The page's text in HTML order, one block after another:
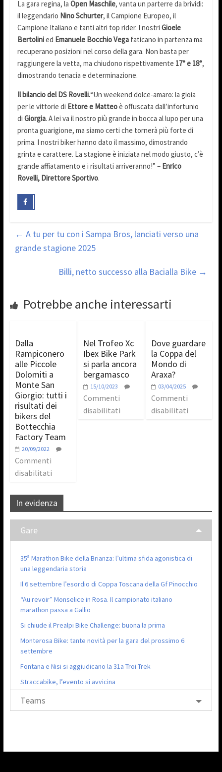
La gara regina, la Open Maschile, vanta un parterre da brividi:
il leggendario Nino Schurter, il Campione Europeo, il
Campione Italiano e tanti altri top rider. I nostri Gioele
Bertolinied Emanuele Bocchio Vegafaticano in partenza ma
recuperano posizioni nel corso della gara. Non basta per
raggiungere la vetta, ma chiudono rispettivamente 17° e 18°,
dimostrando tenacia e determinazione.
Il bilancio del DS Rovelli.“Un weekend dolce-amaro: la gioia
per le vittorie di Ettore e Matteoè offuscata dall’infortunio
di Giorgia. A lei va il nostro più grande in bocca al lupo per una
pronta guarigione, ma siamo certi che tornerà più forte di
prima. I nostri biker hanno dato il massimo, dimostrando
grinta e carattere. La stagione è iniziata nel modo giusto, c’è
grande affiatamento e i risultati arriveranno!” – Enrico
Rovelli, Direttore Sportivo.
← A tu per tu con i Sampa Bros, lanciati verso una
grande stagione 2025
Billi, netto successo alla Bacialla Bike →
Potrebbe anche interessarti
Dalla
Rampiconero
alle Piccole
Dolomiti a
Monte San
Giorgio: tutti i
risultati dei
bikers del
Bottecchia
Factory Team
20/09/2022
Commenti
disabilitati
Nel Trofeo Xc
Ibex Bike Park
si parla ancora
bergamasco
15/10/2023
Commenti
disabilitati
Dove guardare
la Coppa del
Mondo di
Araxa?
03/04/2025
Commenti
disabilitati
In evidenza
Gare
35ª Marathon Bike della Brianza: l’ultima sfida agonistica di
una leggendaria storia
Il 6 settembre l’esordio di Coppa Toscana della Gf Pinocchio
“Au revoir” Monselice in Rosa. Il campionato italiano
marathon passa a Gallio
Si chiude il Prealpi Bike Challenge: buona la prima
Monterosa Bike: tante novità per la gara del prossimo 6
settembre
Fontana e Nisi si aggiudicano la 31a Troi Trek
Straccabike, l’evento si avvicina
Teams